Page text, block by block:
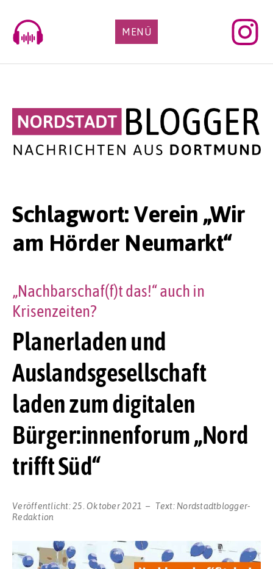
content
MENÜ
Schlagwort:Verein „Wir
am Hörder Neumarkt“
Planerladen und
Auslandsgesellschaft
laden zum digitalen
Bürger:innenforum „Nord
trifft Süd“
„Nachbarschaf(f)t das!“ auch in
Krisenzeiten?
Veröffentlicht:25. Oktober 2021 Text: Nordstadtblogger-
Redaktion